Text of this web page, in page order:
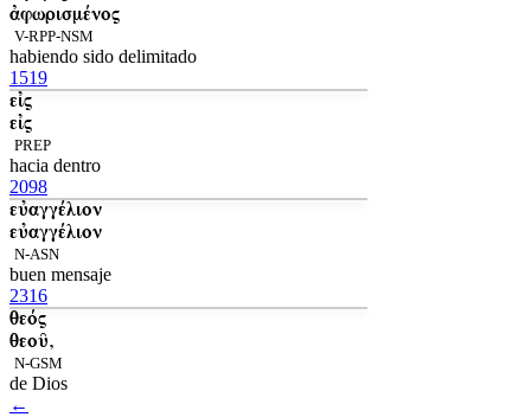
ἀφωρισμένος
V-RPP-NSM
habiendo sido delimitado
1519
εἰς
εἰς
PREP
hacia dentro
2098
εὐαγγέλιον
εὐαγγέλιον
N-ASN
buen mensaje
2316
θεός
θεοῦ,
N-GSM
de Dios
←